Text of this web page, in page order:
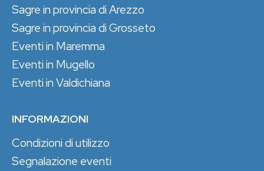
Sagre in provincia di Arezzo
Sagre in provincia di Grosseto
Eventi in Maremma
Eventi in Mugello
Eventi in Valdichiana
INFORMAZIONI
Condizioni di utilizzo
Segnalazione eventi